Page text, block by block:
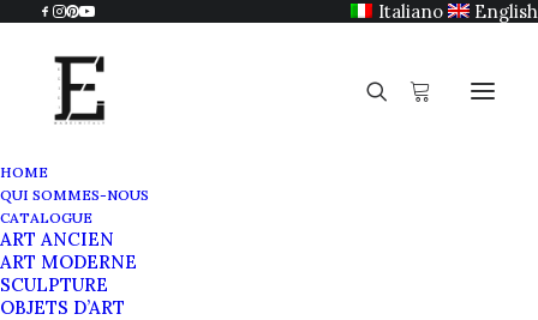
Italiano English
HOME
QUI SOMMES-NOUS
CATALOGUE
ART ANCIEN
ART MODERNE
SCULPTURE
OBJETS D’ART